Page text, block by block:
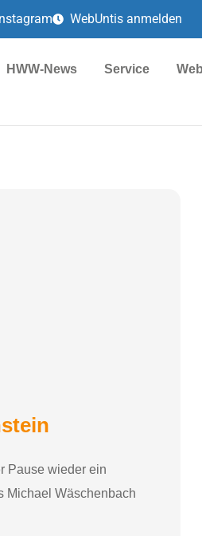
WebUntis anmelden
HWW-News Service
Pause wieder ein
Michael Wäschenbach